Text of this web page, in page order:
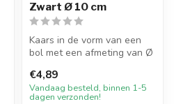
Zwart Ø 10 cm
Kaars in de vorm van een
bol met een afmeting van Ø
Hee...
€4,89
Vandaag besteld, binnen 1-5
dagen verzonden!